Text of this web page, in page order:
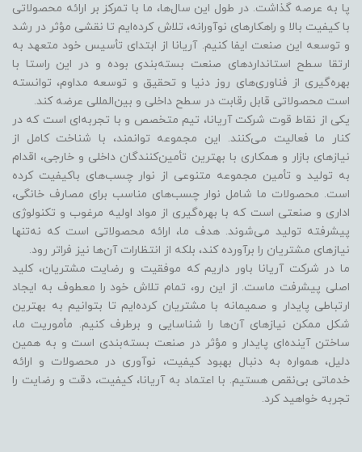
پا به عرصه گذاشت. در طول این سال‌ها، ما با تمرکز بر ارائه محصولاتی
با کیفیت بالا و راهکارهای نوآورانه، تلاش کرده‌ایم تا نقشی مؤثر در رشد
و توسعه این صنعت ایفا کنیم. آریانا از ابتدای تأسیس خود متعهد به
ارتقا سطح استانداردهای صنعت بسته‌بندی بوده و در این راستا با
بهره‌گیری از فناوری‌های روز دنیا و تحقیق و توسعه مداوم، توانسته
است محصولاتی قابل رقابت در سطح داخلی و بین‌المللی عرضه کند.
یکی از نقاط قوت شرکت آریانا، تیم متخصص و با تجربه‌ای است که در
کنار ما فعالیت می‌کنند. این مجموعه توانمند، با شناخت کامل از
نیازهای بازار و همکاری با بهترین تأمین‌کنندگان داخلی و خارجی، اقدام
به تولید و تأمین مجموعه متنوعی از نوار چسب‌های باکیفیت کرده
است. محصولات ما شامل نوار چسب‌های مناسب برای مصارف خانگی،
اداری و صنعتی است که با بهره‌گیری از مواد اولیه مرغوب و تکنولوژی
پیشرفته تولید می‌شوند. هدف ما، ارائه محصولاتی است که نه‌تنها
نیازهای مشتریان را برآورده کند، بلکه از انتظارات آن‌ها نیز فراتر رود.
ما در شرکت آریانا باور داریم که موفقیت و رضایت مشتریان، کلید
اصلی پیشرفت ماست. از این رو، تمام تلاش خود را معطوف به ایجاد
ارتباطی پایدار و صمیمانه با مشتریان کرده‌ایم تا بتوانیم به بهترین
شکل ممکن نیازهای آن‌ها را شناسایی و برطرف کنیم. مأموریت ما،
ساختن آینده‌ای پایدار و مؤثر در صنعت بسته‌بندی است و به همین
دلیل، همواره به دنبال بهبود کیفیت، نوآوری در محصولات و ارائه
خدماتی بی‌نقص هستیم. با اعتماد به آریانا، کیفیت، دقت و رضایت را
تجربه خواهید کرد.